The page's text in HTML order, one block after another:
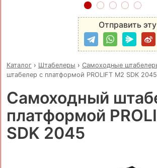
Отправить
Каталог› Штабелеры › Самоходные
штабелер с платформой PROLIFT M2 SDK 2045
Самоходный
платформой
SDK 2045